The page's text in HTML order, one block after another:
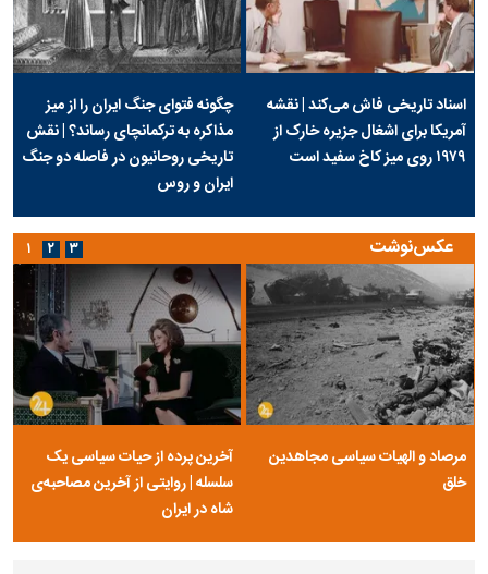
اسناد تاریخی فاش می‌کند | نقشه
آمریکا برای اشغال جزیره خارک از
۱۹۷۹ روی میز کاخ سفید است
چگونه فتوای جنگ ایران را از میز
مذاکره به ترکمانچای رساند؟ | نقش
تاریخی روحانیون در فاصله دو جنگ
ایران و روس
عکس‌نوشت
مرصاد و الهیات سیاسی مجاهدین
خلق
آخرین پرده از حیات سیاسی یک
سلسله | روایتی از آخرین مصاحبه‌ی
شاه در ایران
۱ ۲ ۳